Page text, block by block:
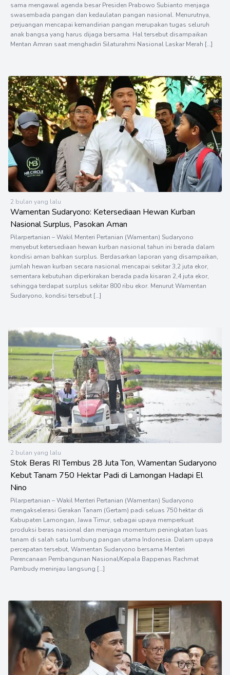
sama mengawal agenda besar Presiden Prabowo Subianto menjaga
swasembada pangan dan kedaulatan pangan nasional. Menurutnya,
perjuangan mencapai kemandirian pangan merupakan tugas seluruh
anak bangsa yang harus dijaga bersama. Hal tersebut disampaikan
Mentan Amran saat menghadiri Silaturahmi Nasional Laskar Merah […]
2 bulan yang lalu
Wamentan Sudaryono: Ketersediaan Hewan Kurban
Nasional Surplus, Pasokan Aman
Pilarpertanian – Wakil Menteri Pertanian (Wamentan) Sudaryono
menyebut ketersediaan hewan kurban nasional tahun ini berada dalam
kondisi aman bahkan surplus. Berdasarkan laporan yang disampaikan,
jumlah hewan kurban secara nasional mencapai sekitar 3,2 juta ekor,
sementara kebutuhan diperkirakan berada pada kisaran 2,4 juta ekor,
sehingga terdapat surplus sekitar 800 ribu ekor. Menurut Wamentan
Sudaryono, kondisi tersebut […]
2 bulan yang lalu
Stok Beras RI Tembus 28 Juta Ton, Wamentan Sudaryono
Kebut Tanam 750 Hektar Padi di Lamongan Hadapi El
Nino
Pilarpertanian – Wakil Menteri Pertanian (Wamentan) Sudaryono
mengakselerasi Gerakan Tanam (Gertam) padi seluas 750 hektar di
Kabupaten Lamongan, Jawa Timur, sebagai upaya memperkuat
produksi beras nasional dan menjaga momentum peningkatan luas
tanam di salah satu lumbung pangan utama Indonesia. Dalam upaya
percepatan tersebut, Wamentan Sudaryono bersama Menteri
Perencanaan Pembangunan Nasional/Kepala Bappenas Rachmat
Pambudy meninjau langsung […]